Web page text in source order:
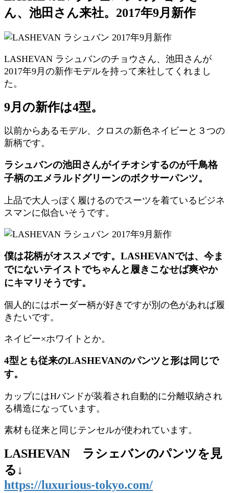
ん、池田さん来社。2017年9月新作
LASHEVAN ラシュバンのチョウさん、池田さんが
2017年9月の新作モデルを持って来社してくれまし
た。
9月の新作は4型。
以前からあるモデル、クロスの新色ネイビーと３つの
新柄です。
ラシュバンの池田さんがイチオシするのが千鳥格
子柄のエメラルドグリーンのボクサーパンツ。
上品で大人っぽく履けるのでスーツを着ているビジネ
スマンに似合いそうです。
僕は花柄がオススメです。LASHEVANでは、今ま
でにないテイストでちゃんと履きこなせば爽やか
にキマリそうです。
個人的にはボーダー柄が好きですが別の色があれば履
きたいです。
ネイビー×ホワイトとか。
4型とも従来のLASHEVANのパンツと形は同じで
す。
カップにはHバンドが装着され自動的に分離収納され
る構造になっています。
素材も従来と同じテンセルが使われています。
LASHEVAN ラシェバンのパンツを見
る↓
https://luxurious-tokyo.com/